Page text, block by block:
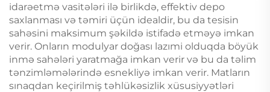
idarəetmə vasitələri ilə birlikdə, effektiv depo
saxlanması və təmiri üçün idealdir, bu da tesisin
sahəsini maksimum şəkildə istifadə etməyə imkan
verir. Onların modulyar doğası lazımi olduqda böyük
inmə sahələri yaratmağa imkan verir və bu da təlim
tənzimləmələrində esnekliyə imkan verir. Matların
sınaqdan keçirilmiş təhlükəsizlik xüsusiyyətləri